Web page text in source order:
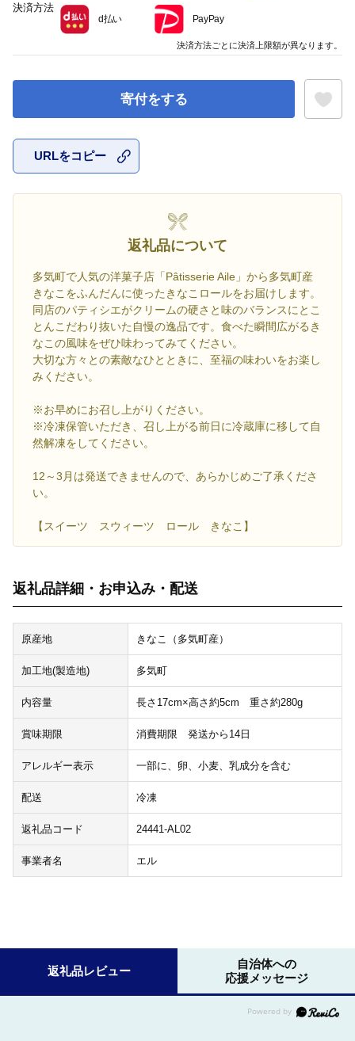
寄付をする
URLをコピー
返礼品について
多気町で人気の洋菓子店「Pâtisserie Aile」から多気町産
きなこをふんだんに使ったきなこロールをお届けします。
同店のパティシエがクリームの硬さと味のバランスにとこ
とんこだわり抜いた自慢の逸品です。食べた瞬間広がるき
なこの風味をぜひ味わってみてください。
大切な方々との素敵なひとときに、至福の味わいをお楽し
みください。
※お早めにお召し上がりください。
※冷凍保管いただき、召し上がる前日に冷蔵庫に移して自
然解凍をしてください。
12～3月は発送できませんので、あらかじめご了承くださ
い。
【スイーツ スウィーツ ロール きなこ】
返礼品詳細・お申込み・配送
原産地 きなこ（多気町産）
加工地(製造地) 多気町
内容量 長さ17cm×高さ約5cm 重さ約280g
賞味期限 消費期限 発送から14日
アレルギー表示 一部に、卵、小麦、乳成分を含む
配送 冷凍
返礼品コード 24441-AL02
事業者名 エル
決済方法
d払い PayPay
決済方法ごとに決済上限額が異なります。
返礼品レビュー
自治体への
応援メッセージ